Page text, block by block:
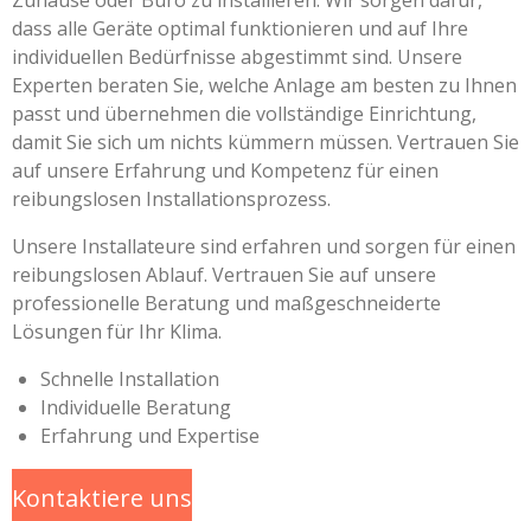
dass alle Geräte optimal funktionieren und auf Ihre
individuellen Bedürfnisse abgestimmt sind. Unsere
Experten beraten Sie, welche Anlage am besten zu Ihnen
passt und übernehmen die vollständige Einrichtung,
damit Sie sich um nichts kümmern müssen. Vertrauen Sie
auf unsere Erfahrung und Kompetenz für einen
reibungslosen Installationsprozess.
Unsere Installateure sind erfahren und sorgen für einen
reibungslosen Ablauf. Vertrauen Sie auf unsere
professionelle Beratung und maßgeschneiderte
Lösungen für Ihr Klima.
Schnelle Installation
Individuelle Beratung
Erfahrung und Expertise
Kontaktiere uns